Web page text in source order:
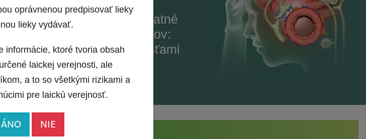
Mám záujem o bezplatné
materiály pre pacientov:
Diár pacienta s bolesťami
hlavy
oprávnenou predpisovať lieky
lieky vydávať.
informácie, ktoré tvoria obsah
laickej verejnosti, ale
a to so všetkými rizikami a
pre laickú verejnosť.
ÁNO NIE